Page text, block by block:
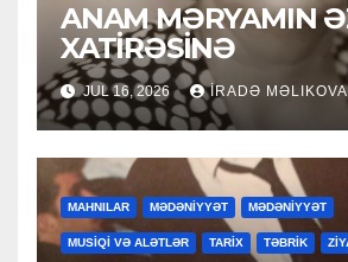
ANAM MƏRYAMIN
XATİRƏSİNƏ
JUL 16, 2026 İRADƏ MƏLIKOVA
MAHNILAR MƏDƏNİYYƏT MƏDƏNİYYƏT
MUSİQİ VƏ ALƏTLƏR TARİX TƏBRİK